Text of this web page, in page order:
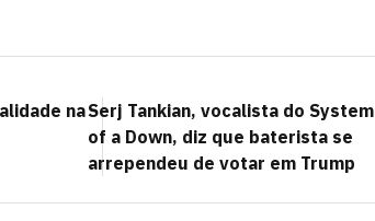
naSerj Tankian, vocalista do System
of a Down, diz que baterista se
arrependeu de votar em Trump